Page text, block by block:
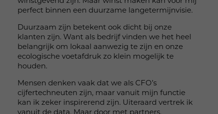
perfect binnen een duurzame langetermijnvisie.
Duurzaam zijn betekent ook dicht bij onze
klanten zijn. Want als bedrijf vinden we het heel
belangrijk om lokaal aanwezig te zijn en onze
ecologische voetafdruk zo klein mogelijk te
houden.
Mensen denken vaak dat we als CFO’s
cijfertechneuten zijn, maar vanuit mijn functie
kan ik zeker inspirerend zijn. Uiteraard vertrek ik
vanuit de data. Maar door met partners,